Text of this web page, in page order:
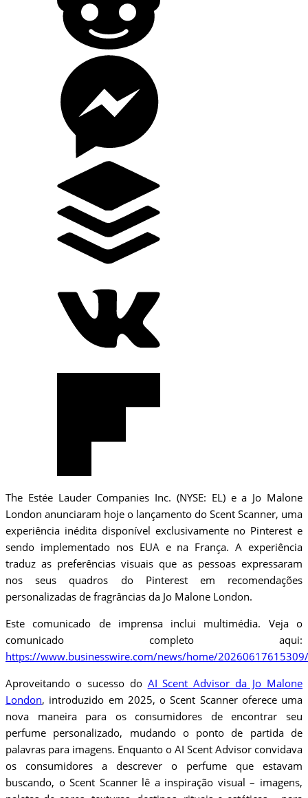
The Estée Lauder Companies Inc. (NYSE: EL) e a Jo Malone
London anunciaram hoje o lançamento do Scent Scanner, uma
experiência inédita disponível exclusivamente no Pinterest e
sendo implementado nos EUA e na França. A experiência
traduz as preferências visuais que as pessoas expressaram
nos seus quadros do Pinterest em recomendações
personalizadas de fragrâncias da Jo Malone London.
Este comunicado de imprensa inclui multimédia. Veja o
comunicado completo aqui:
https://www.businesswire.com/news/home/
Aproveitando o sucesso do AI Scent Advisor da Jo Malone
London, introduzido em 2025, o Scent Scanner oferece uma
nova maneira para os consumidores de encontrar seu
perfume personalizado, mudando o ponto de partida de
palavras para imagens. Enquanto o AI Scent Advisor convidava
os consumidores a descrever o perfume que estavam
buscando, o Scent Scanner lê a inspiração visual – imagens,